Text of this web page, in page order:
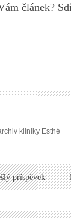
článek?
kliniky Esthé
příspěvek